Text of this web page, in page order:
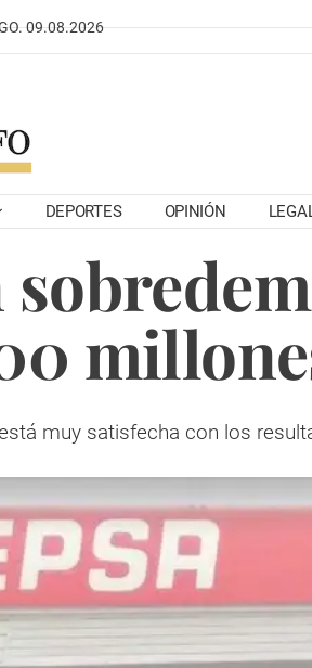
09.08.2026
DEPORTES OPINIÓN
muy satisfecha con los